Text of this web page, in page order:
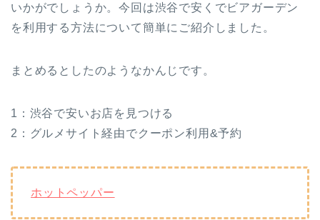
いかがでしょうか。今回は渋谷で安くでビアガーデン
を利用する方法について簡単にご紹介しました。
まとめるとしたのようなかんじです。
1：渋谷で安いお店を見つける
2：グルメサイト経由でクーポン利用&予約
ホットペッパー